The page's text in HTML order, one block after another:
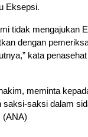
Eksepsi.
tidak mengajukan
dengan
kata
meminta
saksi-saksi dalam
(ANA)